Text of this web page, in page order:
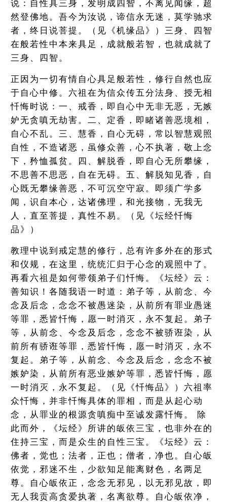
说：自性具三身，发明成四智，不离见闻缘，超
然登佛地。吾今为汝说，谛信永无迷，莫学驰求
者，终日说菩提。（见《机缘品》）三身、四智
在般若性中本来具足，成就般若智，也就成就了
三身、四智。
正因为一切有情自心具足般若性，修行自然也应
于自心中修。六祖在为信众传五分法身、授无相
忏悔时说：一、戒香，即自心中无非无恶，无嫉
妒无贪嗔无劫害。二、定香，即睹诸善恶境相，
自心不乱。三、慧香，自心无碍，常以智慧观照
自性，不造诸恶，虽修众善，心不执著，敬上念
下，矜恤孤贫。四、解脱香，即自心无所攀缘，
不思善不思恶，自在无碍。五、解脱知见香，自
心既无攀缘善恶，不可沉空守寂。即须广学多
闻，识自本心，达诸佛理，和光接物，无我无
人，直至菩提，真性不易。（见《坛经忏悔
品》）
教理中说到戒定慧的修行，总有许多外在的形式
和仪规，在这里，统统汇归于心念的观照中了。
再看六祖是如何带领弟子们忏悔。《坛经》云：
善知识！各随我语一时道：弟子等，从前念、今
念及后念，念念不被愚迷染，从前所有罪业愚迷
等罪，悉皆忏悔，愿一时消灭，永不复起。弟子
等，从前念、今念及后念，念念不被骄诳染，从
前所有骄诳等罪，悉皆忏悔，愿一时消灭，永不
复起。弟子等，从前念、今念及后念，念念不被
嫉妒染，从前所有恶业嫉妒等罪，悉皆忏悔，愿
一时消灭，永不复起。（见《忏悔品》）六祖率
众忏悔，并非忏悔具体的罪相，而是从起心动
念，从罪业的根源贪嗔痴中至诚发露忏悔。 除
此而外，《坛经》所讲的皈依三宝，也非外在的
住持三宝，而是众生的自性三宝。《坛经》云：
佛者，觉也；法者，正也；僧者，净也。自心皈
依觉，邪迷不生，少欲知足能离财色，名两足
尊。自心皈依正，念念无邪见，以无邪见故，即
无人我贡高贪爱执著，名离欲尊。自心皈依净，